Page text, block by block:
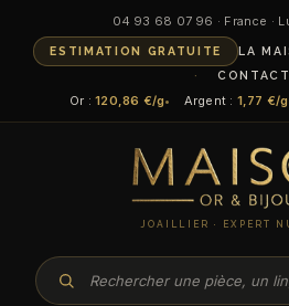
04 93 68 07 96 · France ·
ESTIMATION GRATUITE LA
CONTACT
Or :120,86 €/g Argent : 1,77 €/g
JOAILLIER · EXPERT